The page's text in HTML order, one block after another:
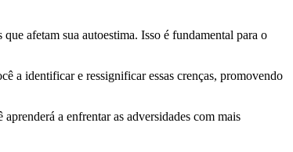
afetam sua autoestima. Isso é fundamental para o
a identificar e ressignificar essas crenças, promovendo
a enfrentar as adversidades com mais